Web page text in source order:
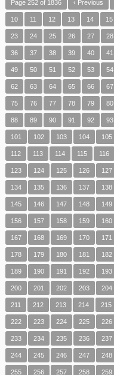
Page 252 of 1836 ‹ Previous
10 11 12 13 14 15
23 24 25 26 27 28
36 37 38 39 40 41
49 50 51 52 53 54
62 63 64 65 66 67
75 76 77 78 79 80
88 89 90 91 92 93
101 102 103 104 105
112 113 114 115 116
123 124 125 126 127
134 135 136 137 138
145 146 147 148 149
156 157 158 159 160
167 168 169 170 171
178 179 180 181 182
189 190 191 192 193
200 201 202 203 204
211 212 213 214 215
222 223 224 225 226
233 234 235 236 237
244 245 246 247 248
255 256 257 258 259